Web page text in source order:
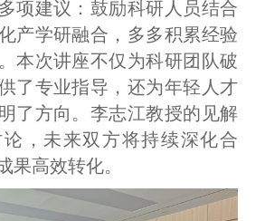
项建议：鼓励科研人员结合
产学研融合，多多积累经验
本次讲座不仅为科研团队破
了专业指导，还为年轻人才
了方向。李志江教授的见解
，未来双方将持续深化合
果高效转化。